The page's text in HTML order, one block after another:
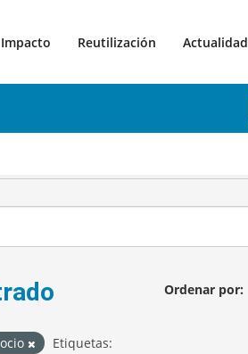
Impacto Reutilización Actualidad
Ordenar por
Etiquetas: